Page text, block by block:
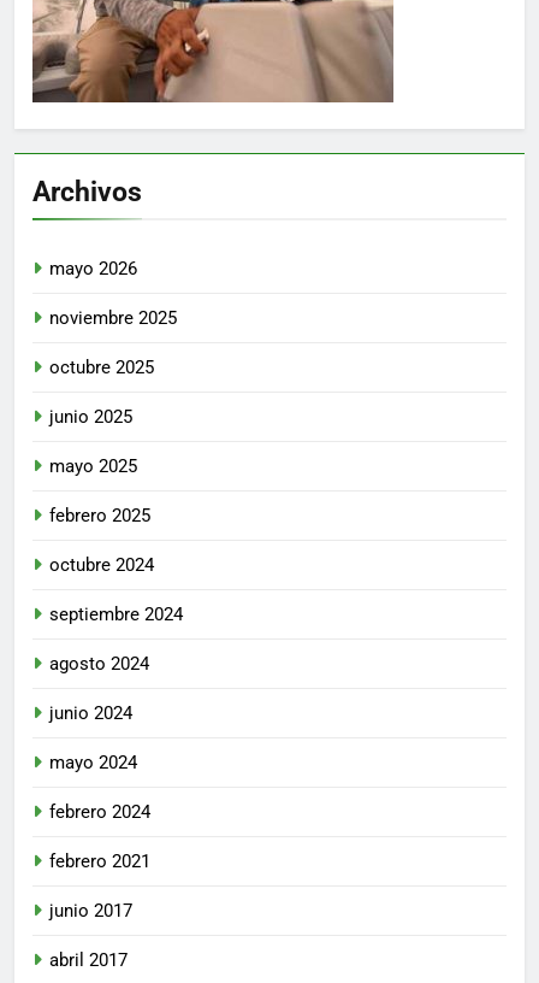
Archivos
mayo 2026
noviembre 2025
octubre 2025
junio 2025
mayo 2025
febrero 2025
octubre 2024
septiembre 2024
agosto 2024
junio 2024
mayo 2024
febrero 2024
febrero 2021
junio 2017
abril 2017